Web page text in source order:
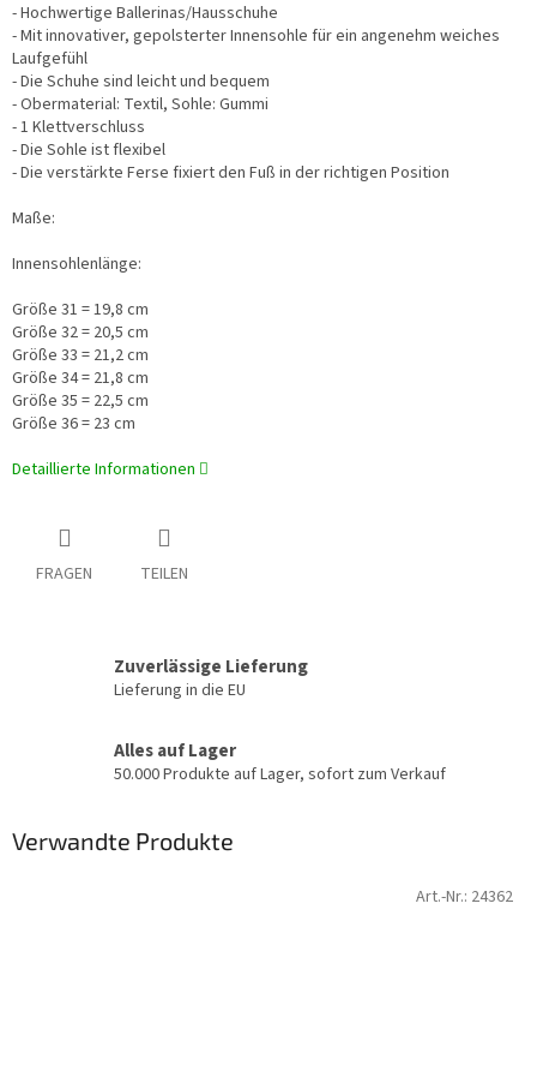
- Hochwertige Ballerinas/Hausschuhe
- Mit innovativer, gepolsterter Innensohle für ein angenehm weiches
Laufgefühl
- Die Schuhe sind leicht und bequem
- Obermaterial: Textil, Sohle: Gummi
- 1 Klettverschluss
- Die Sohle ist flexibel
- Die verstärkte Ferse fixiert den Fuß in der richtigen Position
Maße:
Innensohlenlänge:
Größe 31 = 19,8 cm
Größe 32 = 20,5 cm
Größe 33 = 21,2 cm
Größe 34 = 21,8 cm
Größe 35 = 22,5 cm
Größe 36 = 23 cm
Detaillierte Informationen
FRAGEN TEILEN
Zuverlässige Lieferung
Lieferung in die EU
Alles auf Lager
50.000 Produkte auf Lager, sofort zum Verkauf
Verwandte Produkte
Art.-Nr.: 24362